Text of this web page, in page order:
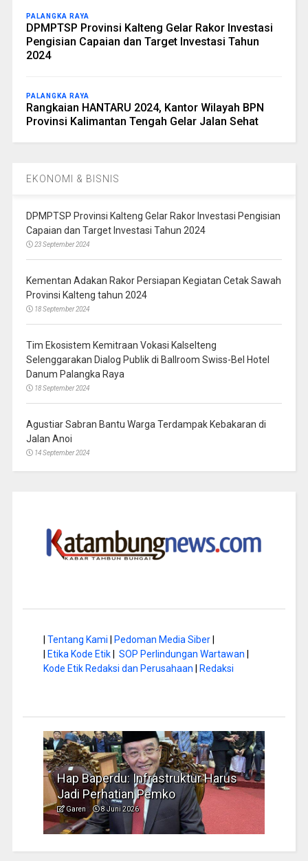
PALANGKA RAYA
DPMPTSP Provinsi Kalteng Gelar Rakor Investasi
Pengisian Capaian dan Target Investasi Tahun
2024
PALANGKA RAYA
Rangkaian HANTARU 2024, Kantor Wilayah BPN
Provinsi Kalimantan Tengah Gelar Jalan Sehat
EKONOMI & BISNIS
DPMPTSP Provinsi Kalteng Gelar Rakor Investasi Pengisian
Capaian dan Target Investasi Tahun 2024
23 September 2024
Kementan Adakan Rakor Persiapan Kegiatan Cetak Sawah
Provinsi Kalteng tahun 2024
18 September 2024
Tim Ekosistem Kemitraan Vokasi Kalselteng
Selenggarakan Dialog Publik di Ballroom Swiss-Bel Hotel
Danum Palangka Raya
18 September 2024
Agustiar Sabran Bantu Warga Terdampak Kebakaran di
Jalan Anoi
14 September 2024
Tentang Kami Pedoman Media Siber|
Etika Kode Etik| SOP Perlindungan Wartawan
Kode Etik Redaksi dan Perusahaan
Redaksi
Hap Baperdu: Infrastruktur Harus
Jadi Perhatian Pemko
Garen 8 Juni 2026